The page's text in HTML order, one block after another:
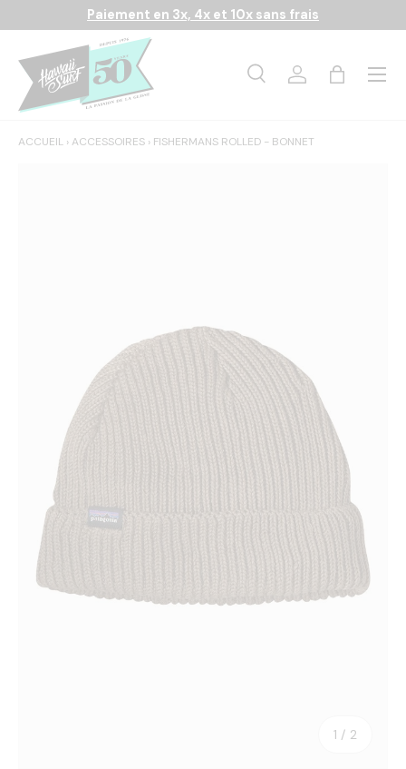
Aller au contenu
Paiement en 3x, 4x et 10x sans frais
Rechercher
RechercheSe connecter
Panier
Menu
ACCUEIL › ACCESSOIRES › FISHERMANS ROLLED - BONNET
1 / de
2